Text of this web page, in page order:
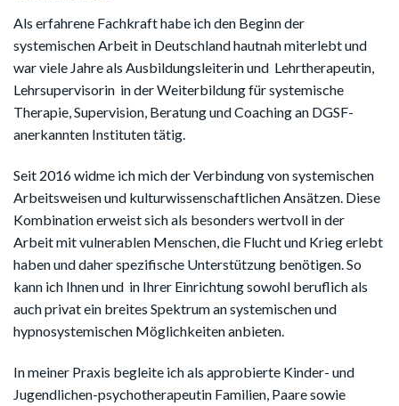
Als erfahrene Fachkraft habe ich den Beginn der
systemischen Arbeit in Deutschland hautnah miterlebt und
war viele Jahre als Ausbildungsleiterin und Lehrtherapeutin,
Lehrsupervisorin in der Weiterbildung für systemische
Therapie, Supervision, Beratung und Coaching an DGSF-
anerkannten Instituten tätig.
Seit 2016 widme ich mich der Verbindung von systemischen
Arbeitsweisen und kulturwissenschaftlichen Ansätzen. Diese
Kombination erweist sich als besonders wertvoll in der
Arbeit mit vulnerablen Menschen, die Flucht und Krieg erlebt
haben und daher spezifische Unterstützung benötigen. So
kann ich Ihnen und in Ihrer Einrichtung sowohl beruflich als
auch privat ein breites Spektrum an systemischen und
hypnosystemischen Möglichkeiten anbieten.
In meiner Praxis begleite ich als approbierte Kinder- und
Jugendlichen-psychotherapeutin Familien, Paare sowie